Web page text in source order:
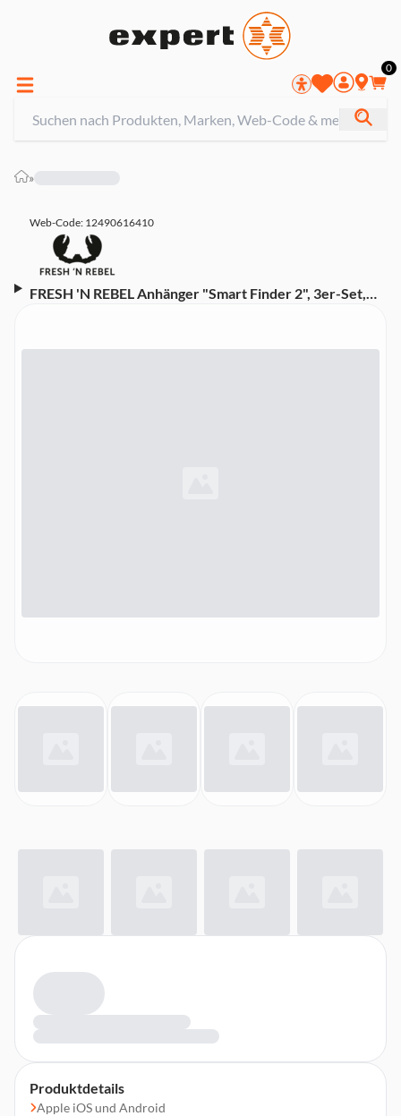
0
»
Web-Code: 12490616410
FRESH 'N REBEL Anhänger "Smart Finder 2", 3er-Set,
Produktdetails
Apple iOS und Android